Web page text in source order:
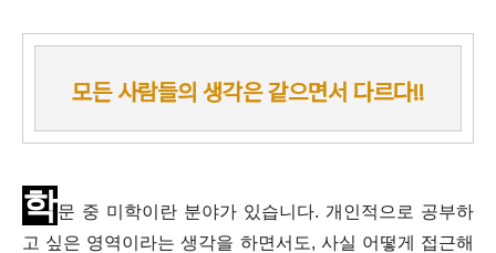
모든 사람들의 생각은 같으면서 다르다!!
학문 중 미학이란 분야가 있습니다. 개인적으로 공부하
고 싶은 영역이라는 생각을 하면서도, 사실 어떻게 접근해